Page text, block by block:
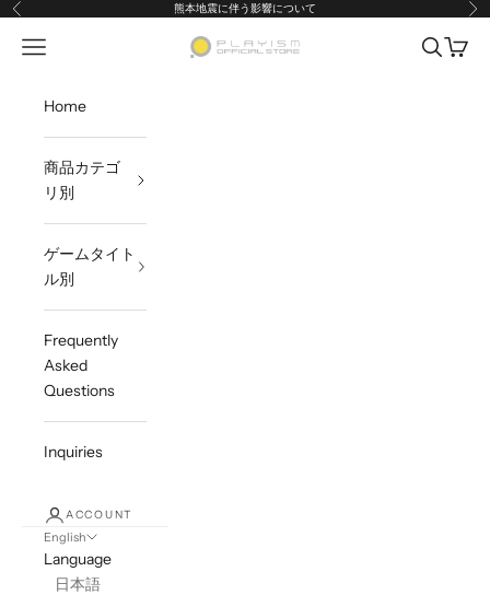
Skip to content
Previous 熊本地震に伴う影響について
PLAYISMオフィシャルストア
Open navigation menu OpenOpen
Home
商品カテゴ
リ別
ゲームタイト
ル別
Frequently
Asked
Questions
Inquiries
ACCOUNT
English
Language
日本語